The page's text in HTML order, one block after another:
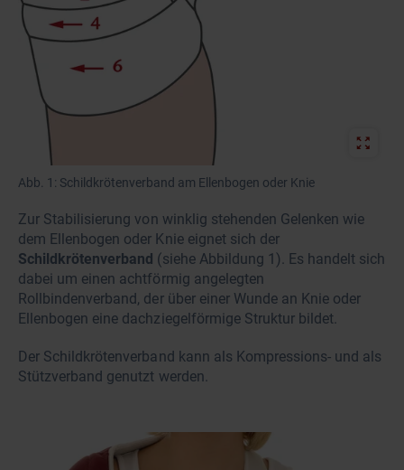
Abb. 1: Schildkrötenverband am Ellenbogen oder Knie
Zur Stabilisierung von winklig stehenden Gelenken wie
dem Ellenbogen oder Knie eignet sich der
Schildkrötenverband (siehe Abbildung 1). Es handelt sich
dabei um einen achtförmig angelegten
Rollbindenverband, der über einer Wunde an Knie oder
Ellenbogen eine dachziegelförmige Struktur bildet.
Der Schildkrötenverband kann als Kompressions- und als
Stützverband genutzt werden.